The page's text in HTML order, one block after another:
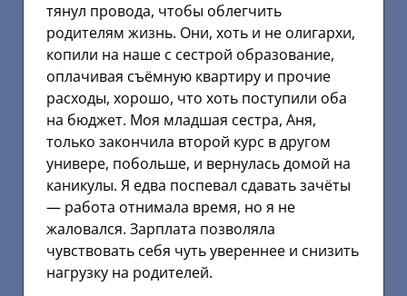
тянул провода, чтобы облегчить
родителям жизнь. Они, хоть и не олигархи,
копили на наше с сестрой образование,
оплачивая съёмную квартиру и прочие
расходы, хорошо, что хоть поступили оба
на бюджет. Моя младшая сестра, Аня,
только закончила второй курс в другом
универе, побольше, и вернулась домой на
каникулы. Я едва поспевал сдавать зачёты
— работа отнимала время, но я не
жаловался. Зарплата позволяла
чувствовать себя чуть увереннее и снизить
нагрузку на родителей.